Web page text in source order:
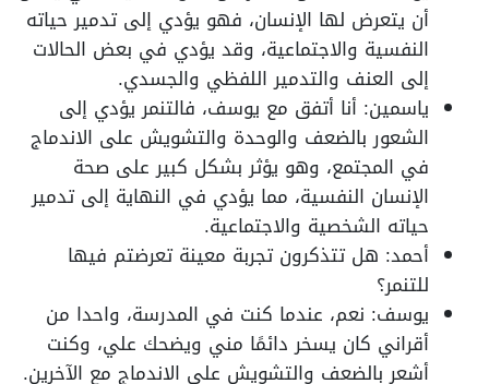
أن يتعرض لها الإنسان، فهو يؤدي إلى تدمير حياته
النفسية والاجتماعية، وقد يؤدي في بعض الحالات
إلى العنف والتدمير اللفظي والجسدي.
ياسمين: أنا أتفق مع يوسف، فالتنمر يؤدي إلى
الشعور بالضعف والوحدة والتشويش على الاندماج
في المجتمع، وهو يؤثر بشكل كبير على صحة
الإنسان النفسية، مما يؤدي في النهاية إلى تدمير
حياته الشخصية والاجتماعية.
أحمد: هل تتذكرون تجربة معينة تعرضتم فيها
للتنمر؟
يوسف: نعم، عندما كنت في المدرسة، واحدا من
أقراني كان يسخر دائمًا مني ويضحك علي، وكنت
أشعر بالضعف والتشويش على الاندماج مع الآخرين.